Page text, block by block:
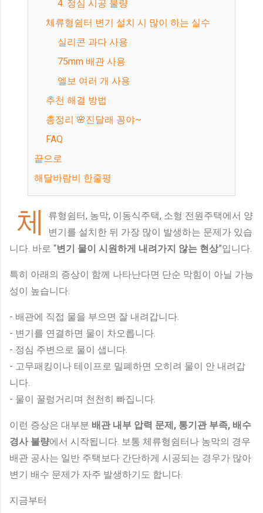
4. 정심 시공 불량
체류형쉼터 변기 설치 시 많이 하는 실수
실리콘 과다 사용
75mm 배관 사용
엘보 여러 개 사용
추천 해결 방법
총정리 🌸진달래 꽁야~
FAQ
끝으로
해달바람비 한줄평
체
류형쉼터, 농막, 이동식주택, 소형 전원주택에서 양
변기를 설치한 뒤 가장 많이 발생하는 문제가 있습
니다. 바로 “변기 물이 시원하게 내려가지 않는 현상”입니다.
특히 아래의 증상이 함께 나타난다면 단순 막힘이 아닐 가능
성이 높습니다.
- 배관에 직접 물을 부으면 잘 내려갑니다.
- 변기를 연결하면 물이 차오릅니다.
- 정심 주변으로 물이 샙니다.
- 고무패킹이나 테이프로 밀폐하면 오히려 물이 안 내려갑
니다.
- 물이 꿀렁거리며 천천히 빠집니다.
이런 증상은 대부분 배관 내부 압력 문제, 통기관 부족, 배수
경사 불량에서 시작됩니다. 보통 체류형쉼터나 농막의 경우
배관 공사는 일반 주택보다 간단하게 시공되는 경우가 많아
변기 배수 문제가 자주 발생하기도 합니다.
지금부터